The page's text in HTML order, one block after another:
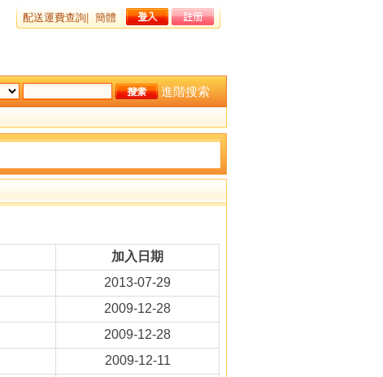
配送運費查詢 簡體
進階搜索
加入日期
2013-07-29
2009-12-28
2009-12-28
2009-12-11